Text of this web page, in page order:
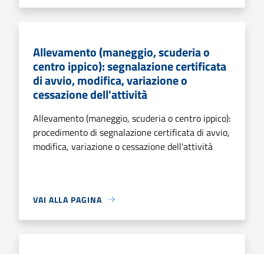
Allevamento (maneggio, scuderia o
centro ippico): segnalazione certificata
di avvio, modifica, variazione o
cessazione dell'attività
Allevamento (maneggio, scuderia o centro ippico):
procedimento di segnalazione certificata di avvio,
modifica, variazione o cessazione dell'attività
VAI ALLA PAGINA